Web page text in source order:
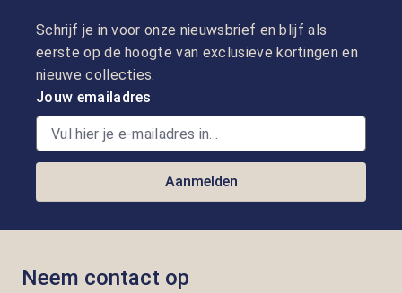
Schrijf je in voor onze nieuwsbrief en blijf als
eerste op de hoogte van exclusieve kortingen en
nieuwe collecties.
Jouw emailadres
Aanmelden
Neem contact op